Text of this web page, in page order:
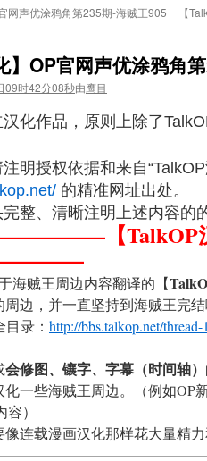
网声优涂鸦角第235期-海贼王905
【
】OP官网声优涂鸦角
09时42分08秒由鹰目
化作品，原则上除了
明授权依据和来自
的精准网址出处。
整、清晰注明上述内容的
【TalkOP汉
海贼王周边内容翻译的【
边，并一直坚持到海贼王完结
目录： http://bbs.talkop.net/
会修图、镶字、字幕（时间轴）
一些海贼王周边。（例如OP
）
连载漫画汉化那样花大量精